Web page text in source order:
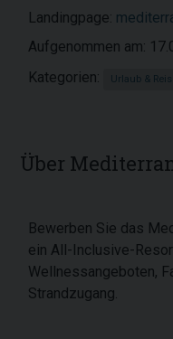
Landingpage:
Aufgenommen am:
Kategorien:
Urlaub &
Über
Bewerben Sie das
ein All-Inclusive-
Wellnessangeboten,
Strandzugang.